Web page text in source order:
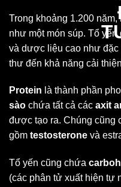
Trong khoảng 1.200
như một món súp. Tổ
và dược liệu cao như đặc
thư đến khả năng cải
Protein là thành phần
sào chứa tất cả các axit
được tạo ra. Chúng cũng
gồm testosterone và
Tổ yến cũng chứa
(các phân tử xuất hiện tự